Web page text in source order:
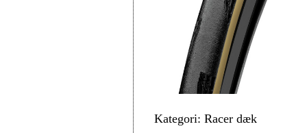
Kategori: Racer dæk